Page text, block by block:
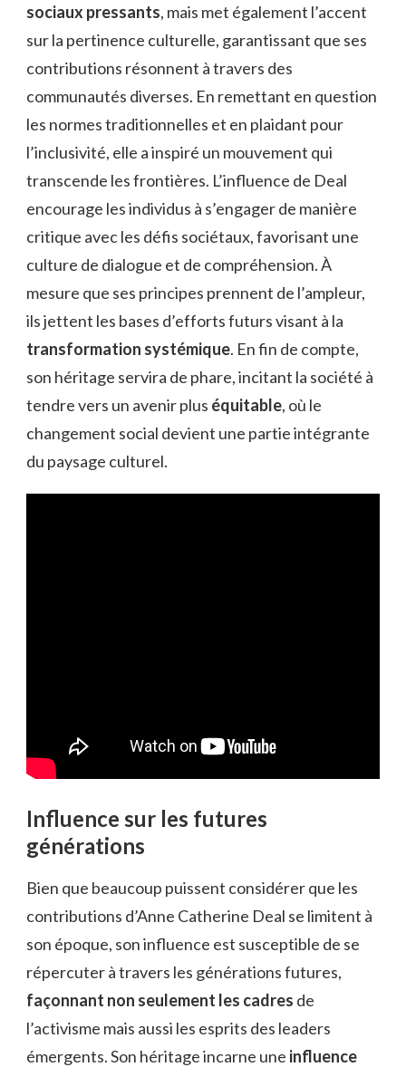
sociaux pressants, mais met également l’accent
sur la pertinence culturelle, garantissant que ses
contributions résonnent à travers des
communautés diverses. En remettant en question
les normes traditionnelles et en plaidant pour
l’inclusivité, elle a inspiré un mouvement qui
transcende les frontières. L’influence de Deal
encourage les individus à s’engager de manière
critique avec les défis sociétaux, favorisant une
culture de dialogue et de compréhension. À
mesure que ses principes prennent de l’ampleur,
ils jettent les bases d’efforts futurs visant à la
transformation systémique. En fin de compte,
son héritage servira de phare, incitant la société à
tendre vers un avenir plus équitable, où le
changement social devient une partie intégrante
du paysage culturel.
Influence sur les futures
générations
Bien que beaucoup puissent considérer que les
contributions d’Anne Catherine Deal se limitent à
son époque, son influence est susceptible de se
répercuter à travers les générations futures,
façonnant non seulement les cadres de
l’activisme mais aussi les esprits des leaders
émergents. Son héritage incarne une influence